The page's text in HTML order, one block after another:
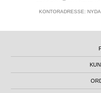
KONTORADRESSE: